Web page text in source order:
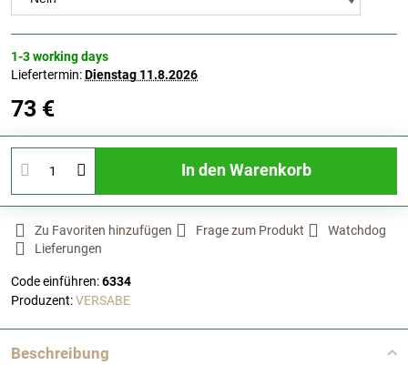
1-3 working days
Liefertermin:Dienstag 11.8.2026
73 €
In den Warenkorb
Zu Favoriten hinzufügen Frage zum Produkt
Watchdog
Lieferungen
Code einführen:6334
Produzent:VERSABE
Beschreibung